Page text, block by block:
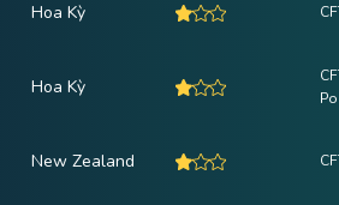
Hoa Kỳ
Hoa Kỳ
New Zealand